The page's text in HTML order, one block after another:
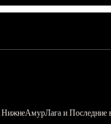
и Последние